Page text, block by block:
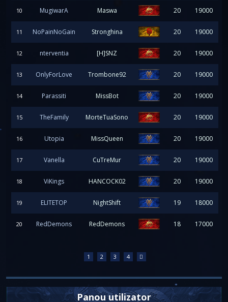
Panou utilizator
10 MugiwarA Maswa 20 19000
11 NoPainNoGain Stronghina 20 19000
12 nterventia [H]SNZ 20 19000
13 OnlyForLove Trombone92 20 19000
14 Parassiti MissBot 20 19000
15 TheFamily MorteTuaSono 20 19000
16 Utopia MissQueen 20 19000
17 Vanella CuTreMur 20 19000
18 ViKings HANCOCK02 20 19000
19 ELITETOP NightShift 19 18000
20 RedDemons RedDemons 18 17000
1 2 3 4